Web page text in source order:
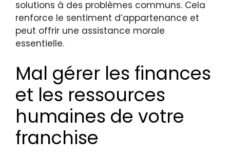
solutions à des problèmes communs. Cela
renforce le sentiment d’appartenance et
peut offrir une assistance morale
essentielle.
Mal gérer les finances
et les ressources
humaines de votre
franchise